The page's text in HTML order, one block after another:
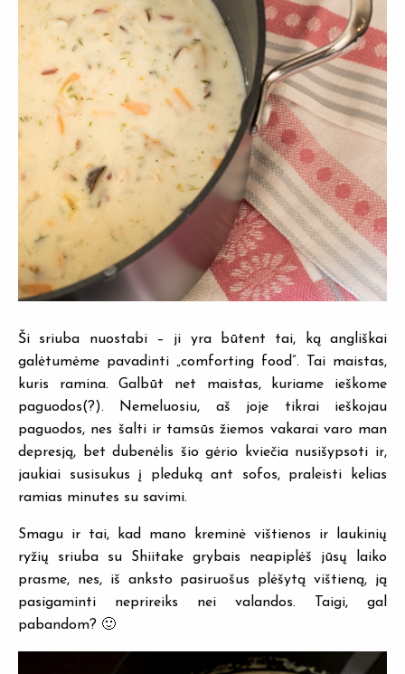
Ši sriuba nuostabi – ji yra būtent tai, ką angliškai
galėtumėme pavadinti „comforting food”. Tai maistas,
kuris ramina. Galbūt net maistas, kuriame ieškome
paguodos(?). Nemeluosiu, aš joje tikrai ieškojau
paguodos, nes šalti ir tamsūs žiemos vakarai varo man
depresją, bet dubenėlis šio gėrio kviečia nusišypsoti ir,
jaukiai susisukus į pleduką ant sofos, praleisti kelias
ramias minutes su savimi.
Smagu ir tai, kad mano kreminė vištienos ir laukinių
ryžių sriuba su Shiitake grybais neapiplėš jūsų laiko
prasme, nes, iš anksto pasiruošus plėšytą vištieną, ją
pasigaminti neprireiks nei valandos. Taigi, gal
pabandom? 🙂